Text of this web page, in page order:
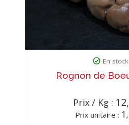
En stock
Rognon de
Prix / Kg :
Prix unitaire :